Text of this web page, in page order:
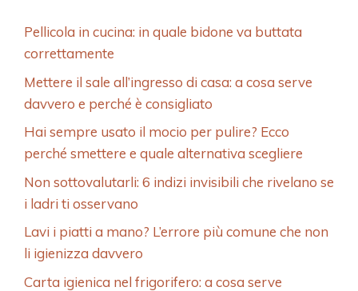
Pellicola in cucina: in quale bidone va buttata
correttamente
Mettere il sale all’ingresso di casa: a cosa serve
davvero e perché è consigliato
Hai sempre usato il mocio per pulire? Ecco
perché smettere e quale alternativa scegliere
Non sottovalutarli: 6 indizi invisibili che rivelano se
i ladri ti osservano
Lavi i piatti a mano? L’errore più comune che non
li igienizza davvero
Carta igienica nel frigorifero: a cosa serve